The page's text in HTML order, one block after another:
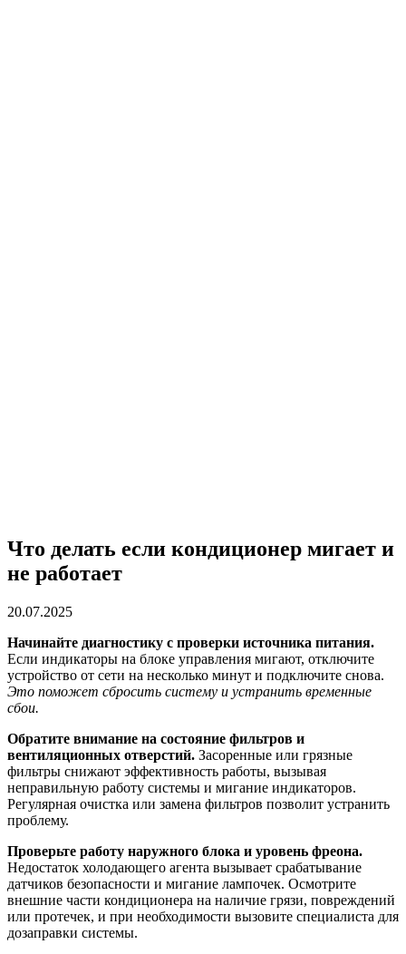
Что делать если кондиционер мигает и
не работает
20.07.2025
Начинайте диагностику с проверки источника питания.
Если индикаторы на блоке управления мигают, отключите
устройство от сети на несколько минут и подключите снова.
Это поможет сбросить систему и устранить временные
сбои.
Обратите внимание на состояние фильтров и
вентиляционных отверстий. Засоренные или грязные
фильтры снижают эффективность работы, вызывая
неправильную работу системы и мигание индикаторов.
Регулярная очистка или замена фильтров позволит устранить
проблему.
Проверьте работу наружного блока и уровень фреона.
Недостаток холодающего агента вызывает срабатывание
датчиков безопасности и мигание лампочек. Осмотрите
внешние части кондиционера на наличие грязи, повреждений
или протечек, и при необходимости вызовите специалиста для
дозаправки системы.